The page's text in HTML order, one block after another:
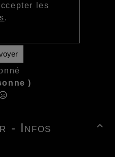
les
.
)

- Infos